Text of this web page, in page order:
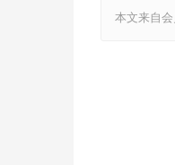
本文来自